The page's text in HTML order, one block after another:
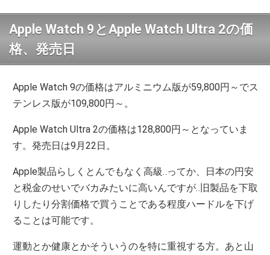
Apple Watch 9とApple Watch Ultra 2の価
格、発売日
Apple Watch 9の価格はアルミニウム版が59,800円～でス
テンレス版が109,800円～。
Apple Watch Ultra 2の価格は128,800円～となっていま
す。発売日は9月22日。
Apple製品らしくとんでもなく高級‥ってか、日本の円安
と税金のせいでバカみたいに高いんですが‥旧製品を下取
りしたり分割価格で買うことである程度ハードルを下げ
ることは可能です。
運動とか健康とかそういうのを特に重視する方。あと山